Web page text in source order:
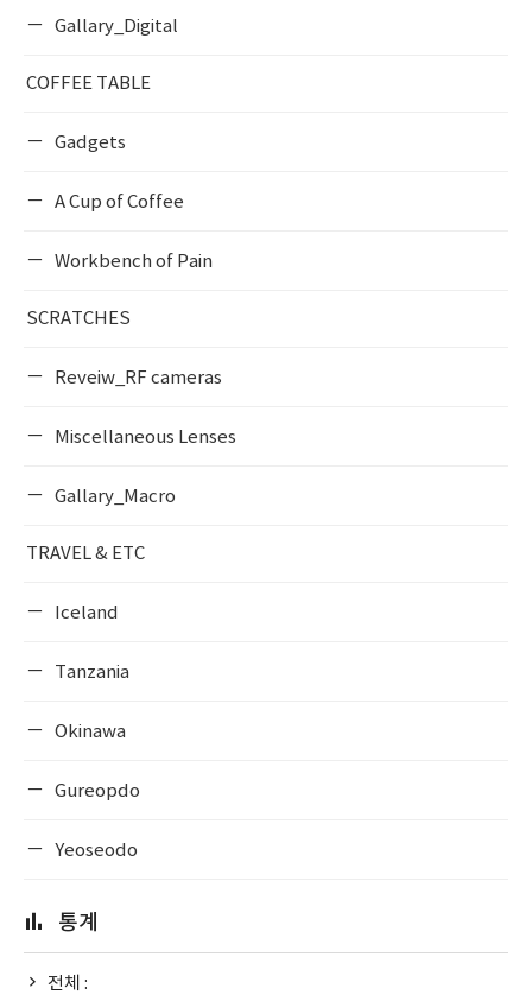
Gallary_Digital
COFFEE TABLE
Gadgets
A Cup of Coffee
Workbench of Pain
SCRATCHES
Reveiw_RF cameras
Miscellaneous Lenses
Gallary_Macro
TRAVEL & ETC
Iceland
Tanzania
Okinawa
Gureopdo
Yeoseodo
통계
전체 :